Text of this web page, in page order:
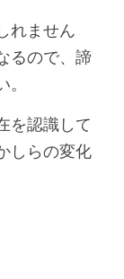
れません
るので、諦
を認識して
しらの変化